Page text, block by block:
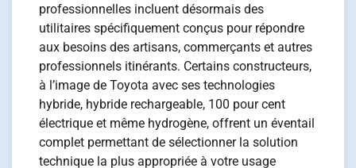
professionnelles incluent désormais des
utilitaires spécifiquement conçus pour répondre
aux besoins des artisans, commerçants et autres
professionnels itinérants. Certains constructeurs,
à l’image de Toyota avec ses technologies
hybride, hybride rechargeable, 100 pour cent
électrique et même hydrogène, offrent un éventail
complet permettant de sélectionner la solution
technique la plus appropriée à votre usage